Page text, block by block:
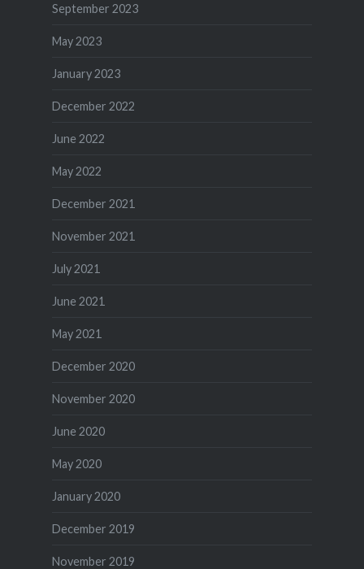
September 2023
May 2023
January 2023
December 2022
June 2022
May 2022
December 2021
November 2021
July 2021
June 2021
May 2021
December 2020
November 2020
June 2020
May 2020
January 2020
December 2019
November 2019